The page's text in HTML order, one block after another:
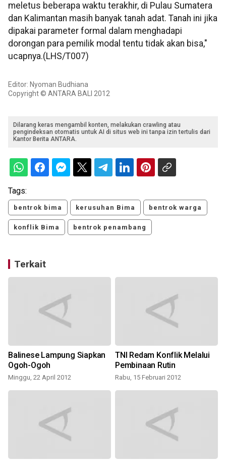
meletus beberapa waktu terakhir, di Pulau Sumatera
dan Kalimantan masih banyak tanah adat. Tanah ini jika
dipakai parameter formal dalam menghadapi
dorongan para pemilik modal tentu tidak akan bisa,"
ucapnya.(LHS/T007)
Editor: Nyoman Budhiana
Copyright © ANTARA BALI 2012
Dilarang keras mengambil konten, melakukan crawling atau
pengindeksan otomatis untuk AI di situs web ini tanpa izin tertulis dari
Kantor Berita ANTARA.
Tags:
bentrok bima kerusuhan Bima bentrok warga
konflik Bima bentrok penambang
Terkait
Balinese Lampung Siapkan
Ogoh-Ogoh
Minggu, 22 April 2012
TNI Redam Konflik Melalui
Pembinaan Rutin
Rabu, 15 Februari 2012